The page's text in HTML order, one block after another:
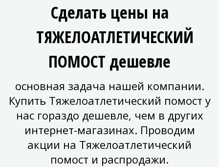
Сделать цены на
ТЯЖЕЛОАТЛЕТИЧЕСКИЙ
ПОМОСТ дешевле
основная задача нашей компании.
Купить Тяжелоатлетический помост у
нас гораздо дешевле, чем в других
интернет-магазинах. Проводим
акции на Тяжелоатлетический
помост и распродажи.